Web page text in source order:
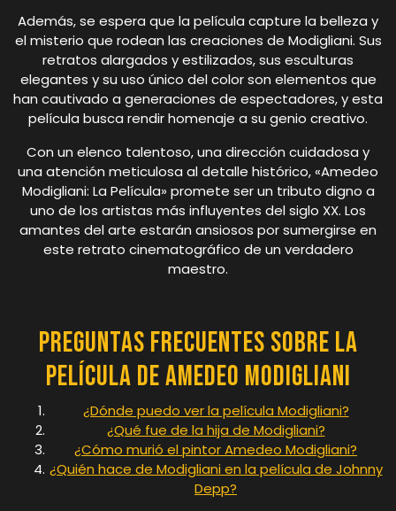
Además, se espera que la película capture la belleza y
el misterio que rodean las creaciones de Modigliani. Sus
retratos alargados y estilizados, sus esculturas
elegantes y su uso único del color son elementos que
han cautivado a generaciones de espectadores, y esta
película busca rendir homenaje a su genio creativo.
Con un elenco talentoso, una dirección cuidadosa y
una atención meticulosa al detalle histórico, «Amedeo
Modigliani: La Película» promete ser un tributo digno a
uno de los artistas más influyentes del siglo XX. Los
amantes del arte estarán ansiosos por sumergirse en
este retrato cinematográfico de un verdadero
maestro.
Preguntas Frecuentes sobre la
Película de Amedeo Modigliani
¿Dónde puedo ver la película Modigliani?
¿Qué fue de la hija de Modigliani?
¿Cómo murió el pintor Amedeo Modigliani?
¿Quién hace de Modigliani en la película de Johnny
Depp?